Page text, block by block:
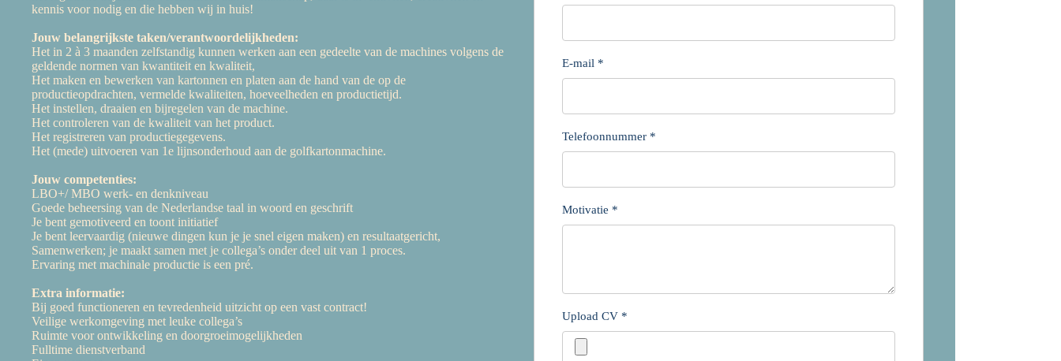
kennis voor nodig en die hebben wij in huis!
Jouw belangrijkste taken/verantwoordelijkheden:
Het in 2 à 3 maanden zelfstandig kunnen werken aan een gedeelte van de machines volgens de
geldende normen van kwantiteit en kwaliteit,
Het maken en bewerken van kartonnen en platen aan de hand van de op de
productieopdrachten, vermelde kwaliteiten, hoeveelheden en productietijd.
Het instellen, draaien en bijregelen van de machine.
Het controleren van de kwaliteit van het product.
Het registreren van productiegegevens.
Het (mede) uitvoeren van 1e lijnsonderhoud aan de golfkartonmachine.
Jouw competenties:
LBO+/ MBO werk- en denkniveau
Goede beheersing van de Nederlandse taal in woord en geschrift
Je bent gemotiveerd en toont initiatief
Je bent leervaardig (nieuwe dingen kun je je snel eigen maken) en resultaatgericht,
Samenwerken; je maakt samen met je collega’s onder deel uit van 1 proces.
Ervaring met machinale productie is een pré.
Extra informatie:
Bij goed functioneren en tevredenheid uitzicht op een vast contract!
Veilige werkomgeving met leuke collega’s
Ruimte voor ontwikkeling en doorgroeimogelijkheden
Fulltime dienstverband
E-mail *
Telefoonnummer *
Motivatie *
Upload CV *